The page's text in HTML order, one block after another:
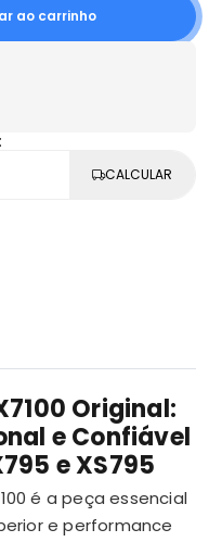
ao carrinho
CALCULAR
Original:
e Confiável
e XS795
é a peça essencial
e performance